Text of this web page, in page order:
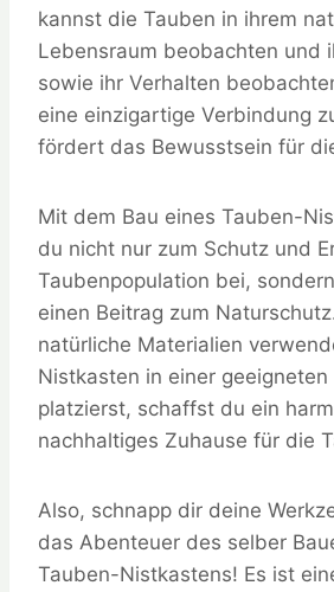
kannst die Tauben in ihrem
Lebensraum beobachten und
sowie ihr Verhalten
eine einzigartige Verbindung
fördert das Bewusstsein für
Mit dem Bau eines Tauben-
du nicht nur zum Schutz und
Taubenpopulation bei,
einen Beitrag zum
natürliche Materialien
Nistkasten in einer geeigneten
platzierst, schaffst du ein
nachhaltiges Zuhause für die
Also, schnapp dir deine
das Abenteuer des selber
Tauben-Nistkastens! Es ist